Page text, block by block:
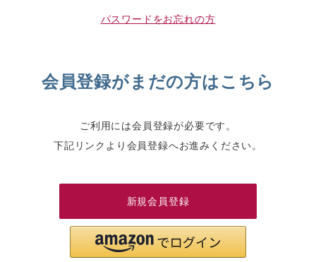
パスワードをお忘れの方
会員登録がまだの方はこちら
ご利用には会員登録が必要です。
下記リンクより会員登録へお進みください。
新規会員登録